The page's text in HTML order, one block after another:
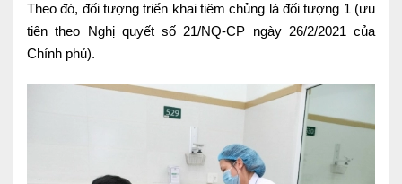
Các chuyên khoa tại Phòng khám
Nội
Theo đó, đối tượng triển khai tiêm chủng là đối tượng 1 (ưu
tiên theo Nghị quyết số 21/NQ-CP ngày 26/2/2021 của
Chính phủ).